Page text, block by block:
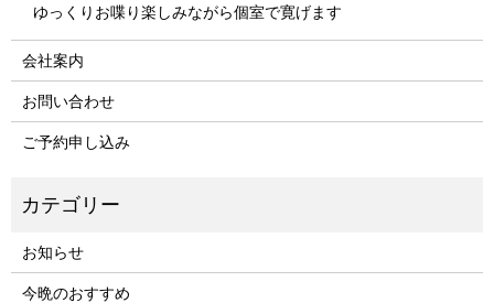
ゆっくりお喋り楽しみながら個室で寛げます
会社案内
お問い合わせ
ご予約申し込み
お知らせ
今晩のおすすめ